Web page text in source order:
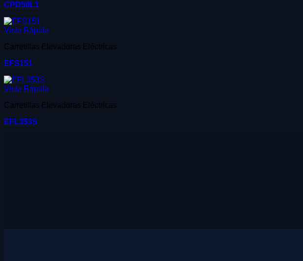
CPD50L1
Vista Rápida
Carretillas Elevadoras Eléctricas
EFS151
Vista Rápida
Carretillas Elevadoras Eléctricas
EFL353S